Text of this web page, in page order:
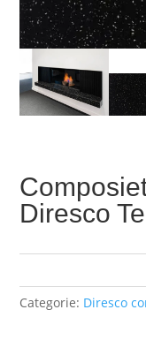
Diresco
Categorie: Diresco